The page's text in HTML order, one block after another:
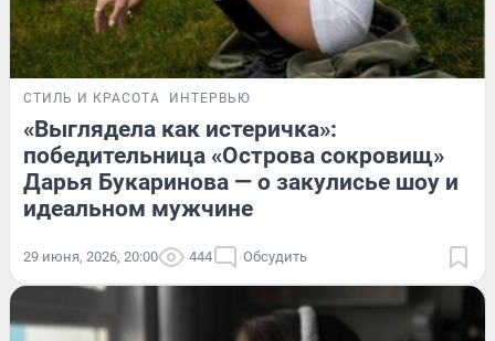
СТИЛЬ И КРАСОТА ИНТЕРВЬЮ
«Выглядела как истеричка»:
победительница «Острова сокровищ»
Дарья Букаринова — о закулисье шоу и
идеальном мужчине
29 июня, 2026, 20:00 444 Обсудить